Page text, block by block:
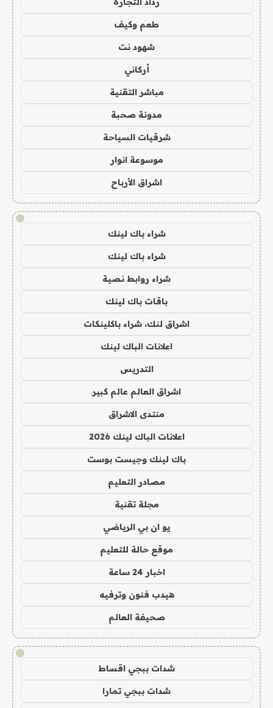
طعم وكيف
شهود نت
أركاني
مباشر التقنية
مدونة صحبة
شرقيات السياحة
موسوعة انوار
اشراق الأرباح
!
شراء باك لينك
شراء باك لينك
شراء روابط نصية
باقات باك لينك
اشراق لنك، شراء باكلينكات
اعلانات الباك لينك
التدريس
اشراق العالم عالم كبير
منتدى الاشراق
اعلانات الباك لينك 2026
باك لينك وجيست بوست
مصادر التعليم
مجلة تقنية
يو ان بي الرياضي
موقع حالة للتعليم
اخبار 24 ساعة
هيدب فنون وترفيه
صحيفة العالم
!
شدات ببجي اقساط
شدات ببجي تمارا